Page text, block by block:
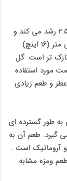
رازیانه یک گیاه سبز مستطیلی است که تا ارتفاع ۲.۵ رشد می کند و
ساقه های آن توخالی است. برگ ها تا چهل سانتی متر (۱۶ اینچ)
تر است. گل
مورد استفاده
دارای عطر و طعم زیادی
به طور گسترده ای
گیرد. طعم آن به
آروماتیک است .
ومزه مشابه